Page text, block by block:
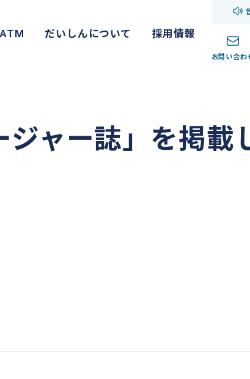
だいしんについて 採用情報
お問い合わ
ャー誌」を掲載